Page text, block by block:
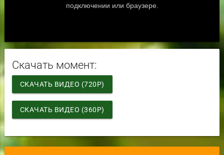
Скачать момент:
СКАЧАТЬ ВИДЕО (720P)
СКАЧАТЬ ВИДЕО (360P)